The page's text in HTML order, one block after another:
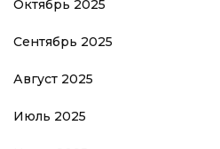
Октябрь 2025
Сентябрь 2025
Август 2025
Июль 2025